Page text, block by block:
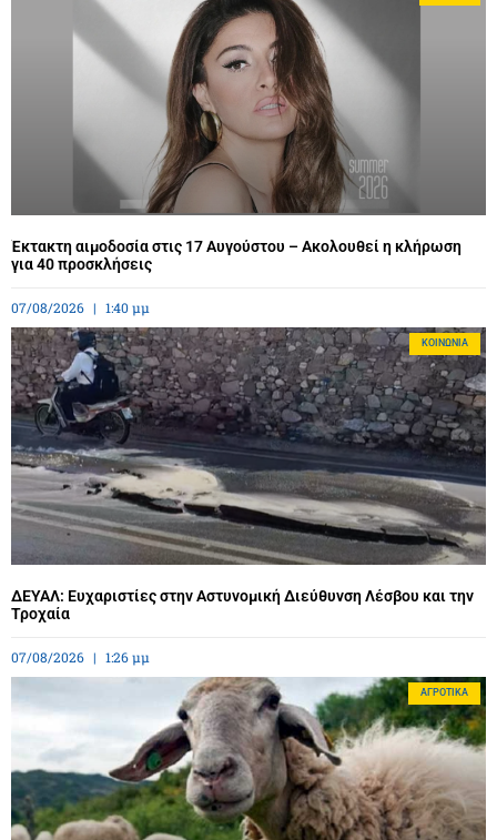
Έκτακτη αιμοδοσία στις 17 Αυγούστου – Ακολουθεί η κλήρωση
για 40 προσκλήσεις
07/08/2026 1:40 μμ
ΚΟΙΝΩΝΊΑ
ΔΕΥΑΛ: Ευχαριστίες στην Αστυνομική Διεύθυνση Λέσβου και την
Τροχαία
07/08/2026 1:26 μμ
ΑΓΡΟΤΙΚΆ